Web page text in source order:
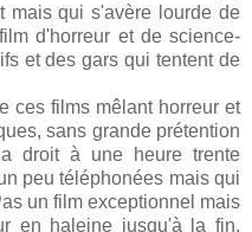
mais qui s'avère lourde de
d'horreur et de science-
et des gars qui tentent de
ces films mêlant horreur et
sans grande prétention
droit à une heure trente
peu téléphonées mais qui
un film exceptionnel mais
en haleine jusqu'à la fin,